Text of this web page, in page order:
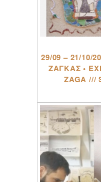
29/09 – 21/10/
ΖΑΓΚΑΣ •
ZAGA ///